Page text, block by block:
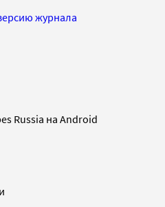
журнала
Russia на Android